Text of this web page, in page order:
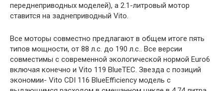
переднеприводных моделей), а 2.1-литровый мотор
ставится на заднеприводный Vito.
Все моторы совместно предлагают в общем итоге пять
типов мощности, от 88 л.с. до 190 л.с.. Все версии
совместимы с современной экологической нормой Euro6
включая конечно и Vito 119 BlueTEC. Звезда с позиций
экономии- Vito CDI 116 BlueEfficiency модель с